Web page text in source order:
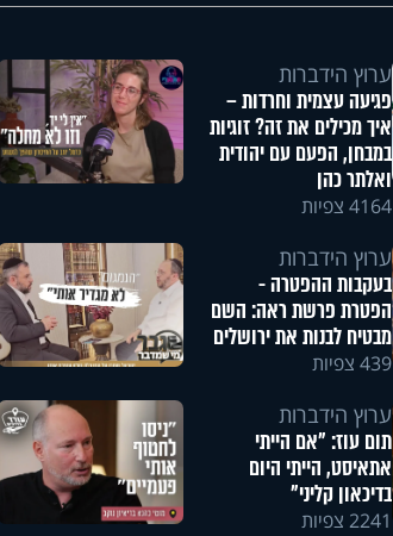
ערוץ הידברות
פגיעה עצמית וחרדות –
איך מכילים את זה? זוגיות
במבחן, הפעם עם יהודית
ואלתר כהן
4164 צפיות
ערוץ הידברות
בעקבות ההפטרה -
הפטרת פרשת ראה: השם
מבטיח לבנות את ירושלים
439 צפיות
ערוץ הידברות
תום עוז: "אם הייתי
אתאיסט, הייתי היום
בדיכאון קליני"
2241 צפיות